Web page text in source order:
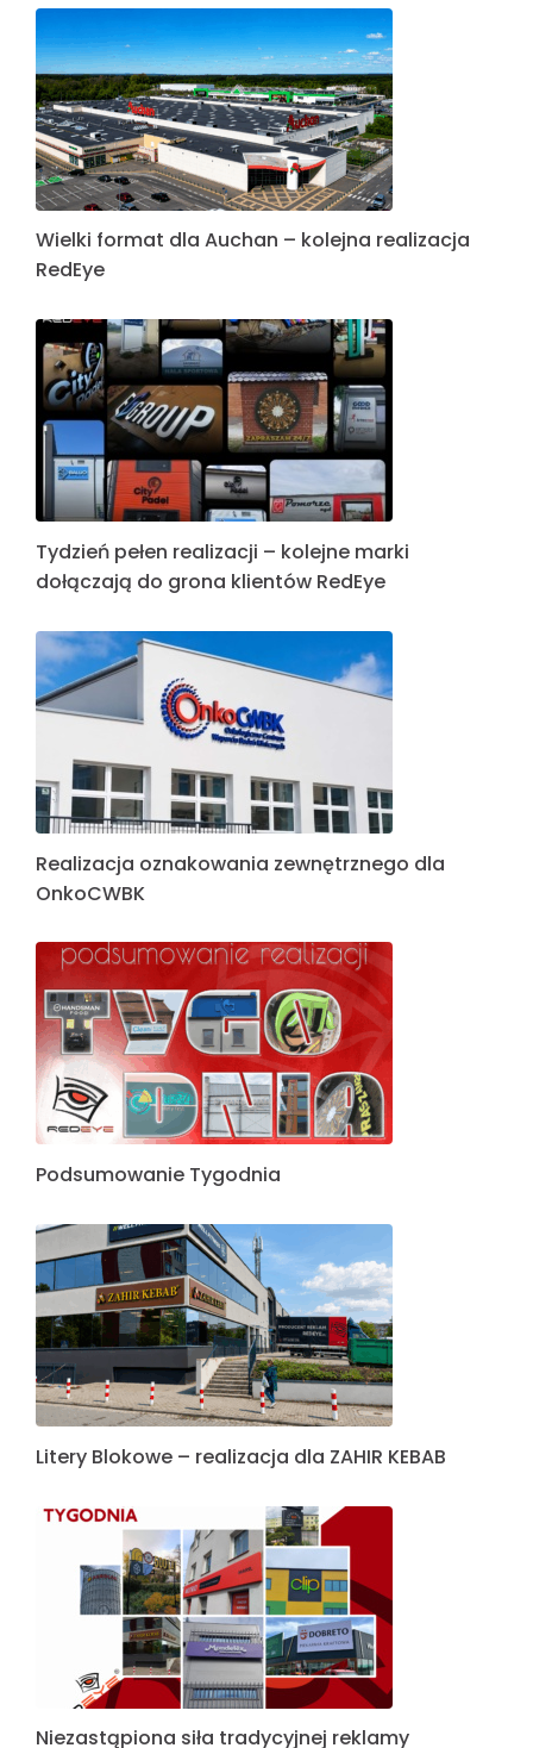
Wielki format dla Auchan – kolejna realizacja
RedEye
Tydzień pełen realizacji – kolejne marki
dołączają do grona klientów RedEye
Realizacja oznakowania zewnętrznego dla
OnkoCWBK
Podsumowanie Tygodnia
Litery Blokowe – realizacja dla ZAHIR KEBAB
Niezastąpiona siła tradycyjnej reklamy